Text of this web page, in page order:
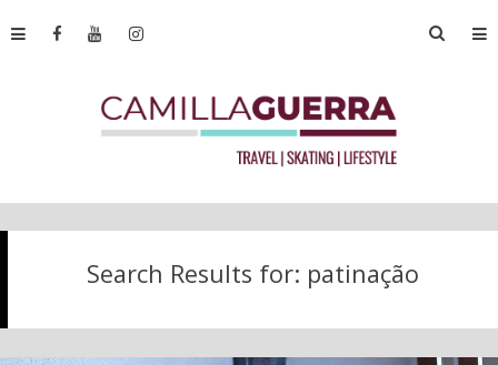
Search Results for: patinação